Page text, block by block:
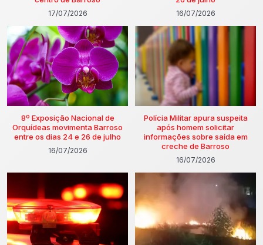
17/07/2026 16/07/2026
8º Exposição Nacional de
Orquídeas movimenta Barroso
entre os dias 24 e 26 de julho
16/07/2026
Polícia Militar apura suspeita
após homem solicitar
informações sobre saída em
creche de Barroso
16/07/2026